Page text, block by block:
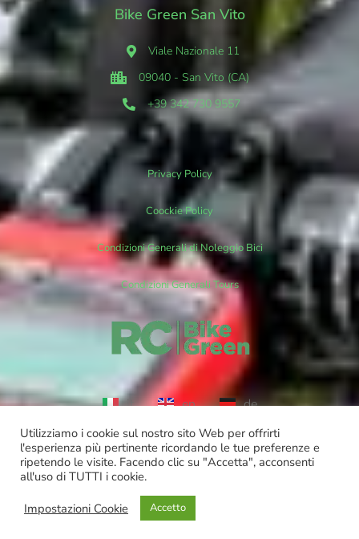
Bike Green San Vito
Viale Nazionale 11
09040 - San Vito (CA)
+39 342 730 9557
Privacy Policy
Coockie Policy
Condizioni Generali di Noleggio Bici
Condizioni Generali Tours
it en de
Copyright ©Bike Green Group Srl- Noleggio Vendita Escursioni
Utilizziamo i cookie sul nostro sito Web per offrirti
l'esperienza più pertinente ricordando le tue preferenze e
ripetendo le visite. Facendo clic su "Accetta", acconsenti
all'uso di TUTTI i cookie.
Impostazioni Cookie
Accetto